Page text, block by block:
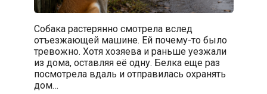
Собака растерянно смотрела вслед
отъезжающей машине. Ей почему-то было
тревожно. Хотя хозяева и раньше уезжали
из дома, оставляя её одну. Белка еще раз
посмотрела вдаль и отправилась охранять
дом…